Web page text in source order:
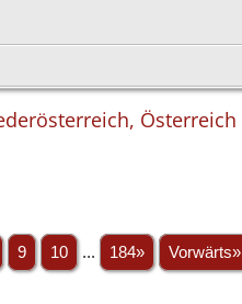
Österreich
9 10 ... 184» Vorwärts»